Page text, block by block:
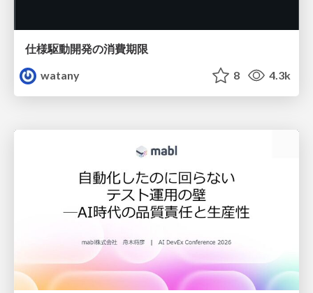
仕様駆動開発の消費期限
watany
8 4.3k